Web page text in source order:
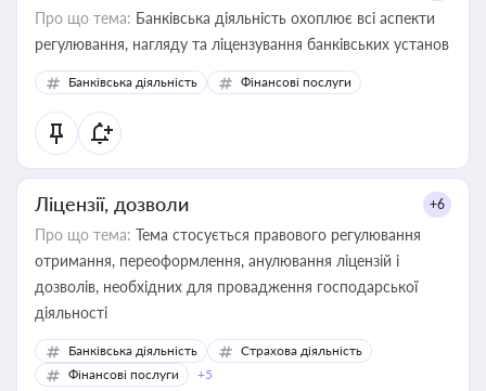
Про що тема: Банківська діяльність охоплює всі аспекти
регулювання, нагляду та ліцензування банківських установ
Банківська діяльність Фінансові послуги
Ліцензії, дозволи +6
Про що тема: Тема стосується правового регулювання
отримання, переоформлення, анулювання ліцензій і
дозволів, необхідних для провадження господарської
діяльності
Банківська діяльність
Страхова діяльність
Фінансові послуги
+5